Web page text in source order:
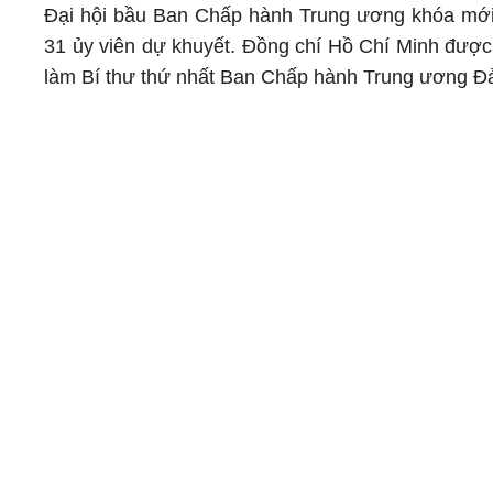
Đại hội bầu Ban Chấp hành Trung ương khóa
31 ủy viên dự khuyết. Đồng chí Hồ Chí Minh
làm Bí thư thứ nhất Ban Chấp hành Trung ương